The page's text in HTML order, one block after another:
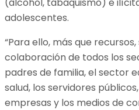
adolescentes.
“Para ello, más que
colaboración de todos los
padres de familia, el sector
salud, los servidores
empresas y los medios de